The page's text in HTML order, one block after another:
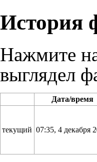
История
Нажмите
выглядел
Дата/время
текущий 07:35, 4 декабря